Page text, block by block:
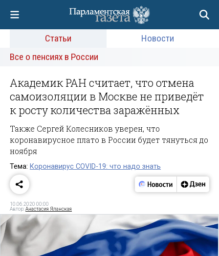
Статьи
Новости
Все о пенсиях в России
Академик РАН считает, что отмена
самоизоляции в Москве не приведёт
к росту количества заражённых
Также Сергей Колесников уверен, что
коронавирусное плато в России будет тянуться до
ноября
Тема: Коронавирус COVID-19: что надо знать
10.06.2020 00:00
Автор:Анастасия Яланская